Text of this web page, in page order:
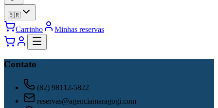
🇧🇷
Carrinho Minhas reservas
Contato
(82) 98112-5822
reservas@agenciamaragogi.com